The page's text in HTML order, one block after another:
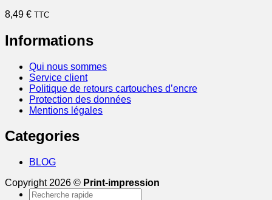
8,49 € TTC
Informations
Qui nous sommes
Service client
Politique de retours cartouches d’encre
Protection des données
Mentions légales
Categories
BLOG
Copyright 2026 © Print-impression
Recherche